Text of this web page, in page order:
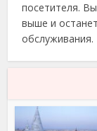
посетителя.
выше и
обслуживания.